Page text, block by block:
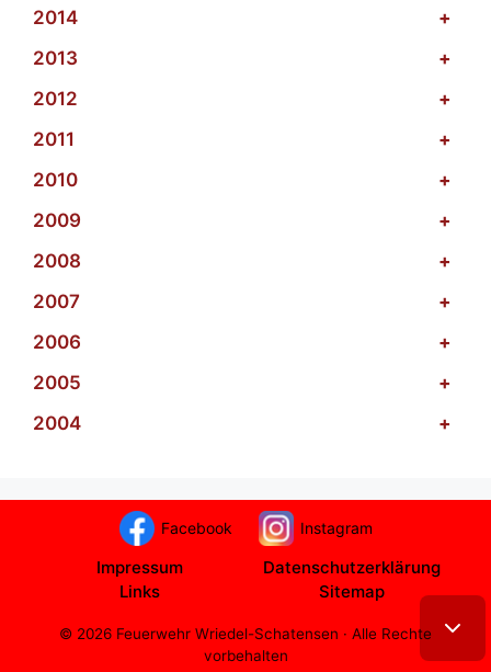
2014
+
2013
+
2012
+
2011
+
2010
+
2009
+
2008
+
2007
+
2006
+
2005
+
2004
+
Facebook Instagram
Impressum
Datenschutzerklärung
Links
Sitemap
© 2026 Feuerwehr Wriedel-Schatensen · Alle Rechte
vorbehalten